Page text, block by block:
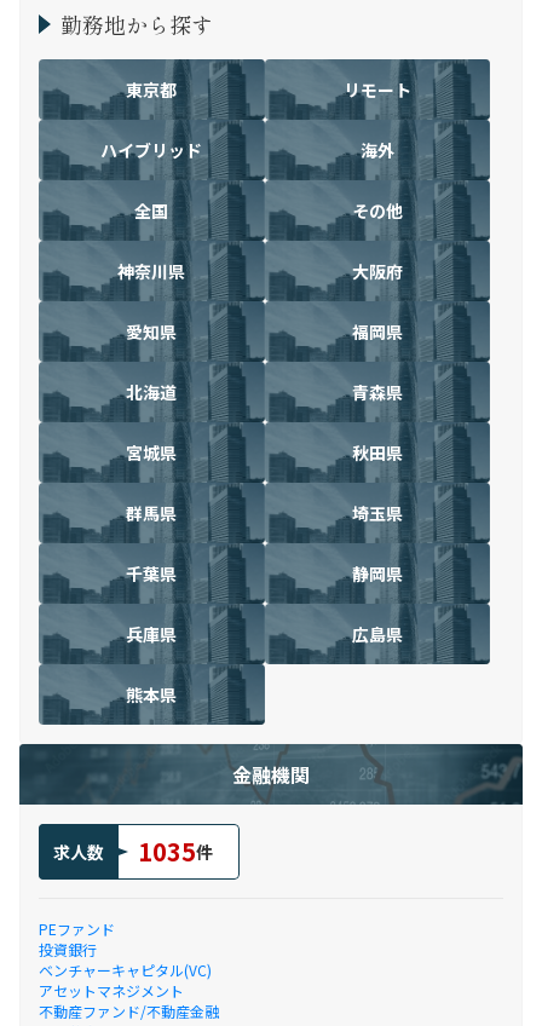
勤務地から探す
東京都 リモート
ハイブリッド 海外
全国 その他
神奈川県 大阪府
愛知県 福岡県
北海道 青森県
宮城県 秋田県
群馬県 埼玉県
千葉県 静岡県
兵庫県 広島県
熊本県
金融機関
求人数 1035件
PEファンド
投資銀行
ベンチャーキャピタル(VC)
アセットマネジメント
不動産ファンド/不動産金融